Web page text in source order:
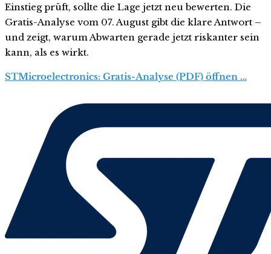
Einstieg prüft, sollte die Lage jetzt neu bewerten. Die
Gratis-Analyse vom 07. August gibt die klare Antwort –
und zeigt, warum Abwarten gerade jetzt riskanter sein
kann, als es wirkt.
STMicroelectronics: Gratis-Analyse (PDF) öffnen …